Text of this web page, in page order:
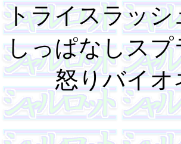
トライスラッシ
しっぱなしス
怒りバイ